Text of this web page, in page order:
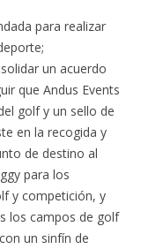
para realizar
un acuerdo
que Andus Events
golf y un sello de
en la recogida y
de destino al
para los
y competición, y
los campos de golf
un sinfín de